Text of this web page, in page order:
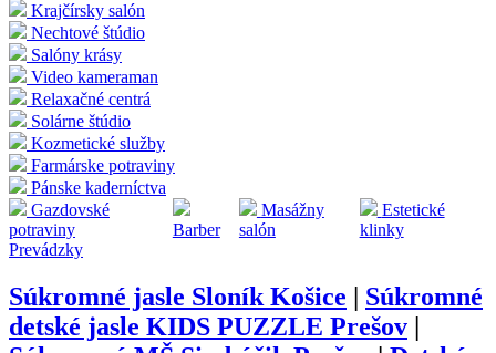
Krajčírsky salón
Nechtové štúdio
Salóny krásy
Video kameraman
Relaxačné centrá
Solárne štúdio
Kozmetické služby
Farmárske potraviny
Pánske kaderníctva
Gazdovské
potraviny
Barber
Masážny
salón
Estetické
klinky
Prevádzky
Súkromné jasle Sloník Košice
Súkromné
detské jasle KIDS PUZZLE Prešov